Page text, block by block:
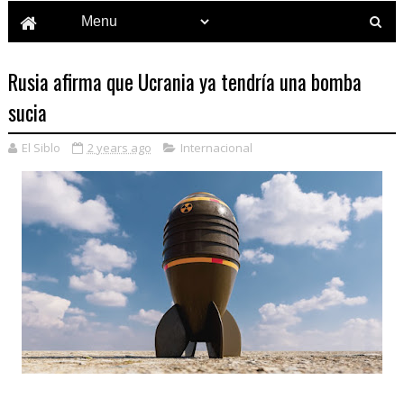
Rusia afirma que Ucrania ya tendría una bomba
sucia
El Siblo 2 years ago Internacional